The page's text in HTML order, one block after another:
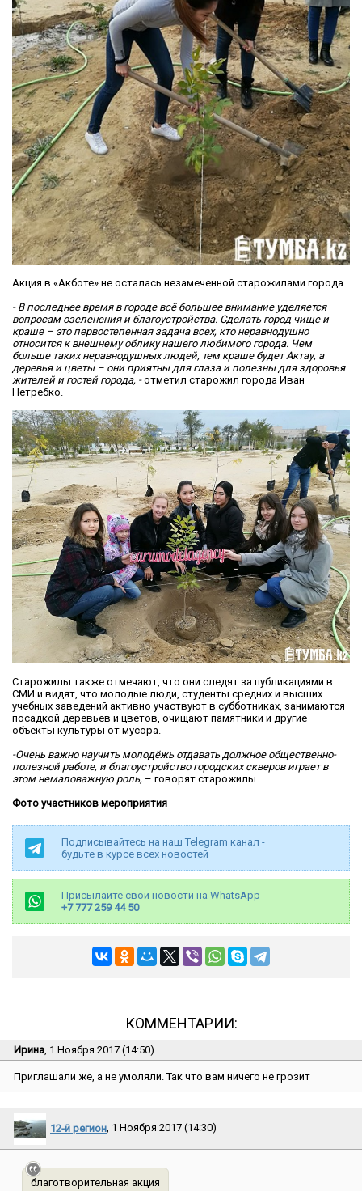
Акция в «Акботе» не осталась незамеченной старожилами города.
- В последнее время в городе всё большее внимание уделяется
вопросам озеленения и благоустройства. Сделать город чище и
краше – это первостепенная задача всех, кто неравнодушно
относится к внешнему облику нашего любимого города. Чем
больше таких неравнодушных людей, тем краше будет Актау, а
деревья и цветы – они приятны для глаза и полезны для здоровья
жителей и гостей города, -отметил старожил города Иван
Нетребко.
Старожилы также отмечают, что они следят за публикациями в
СМИ и видят, что молодые люди, студенты средних и высших
учебных заведений активно участвуют в субботниках, занимаются
посадкой деревьев и цветов, очищают памятники и другие
объекты культуры от мусора.
-Очень важно научить молодёжь отдавать должное общественно-
полезной работе, и благоустройство городских скверов играет в
этом немаловажную роль, – говорят старожилы.
Фото участников мероприятия
Подписывайтесь на наш Telegram канал -
будьте в курсе всех новостей
Присылайте свои новости на WhatsApp
+7 777 259 44 50
КОММЕНТАРИИ:
Ирина, 1 Ноября 2017 (14:50)
Приглашали же, а не умоляли. Так что вам ничего не грозит
12-й регион, 1 Ноября 2017 (14:30)
благотворительная акция